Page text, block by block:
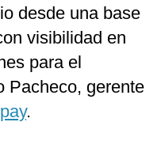
desde una base
visibilidad en
para el
Pacheco, gerente
.